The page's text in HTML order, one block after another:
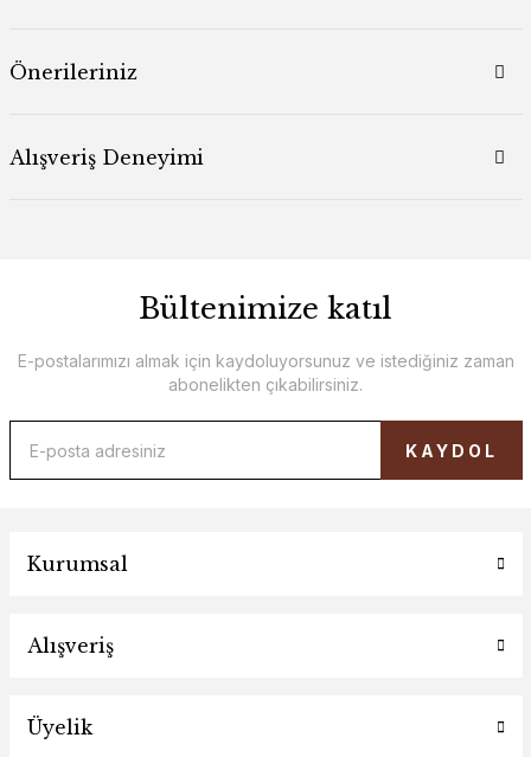
Önerileriniz
Alışveriş Deneyimi
Bültenimize katıl
E-postalarımızı almak için kaydoluyorsunuz ve istediğiniz zaman
abonelikten çıkabilirsiniz.
KAYDOL
Kurumsal
Alışveriş
Üyelik